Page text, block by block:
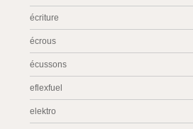
écriture
écrous
écussons
eflexfuel
elektro